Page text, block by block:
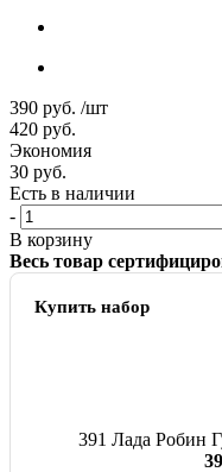
390 руб. /шт
420 руб.
Экономия
30 руб.
Есть в наличии
-
В корзину
Весь товар
Купить набор
391 Лада Робин